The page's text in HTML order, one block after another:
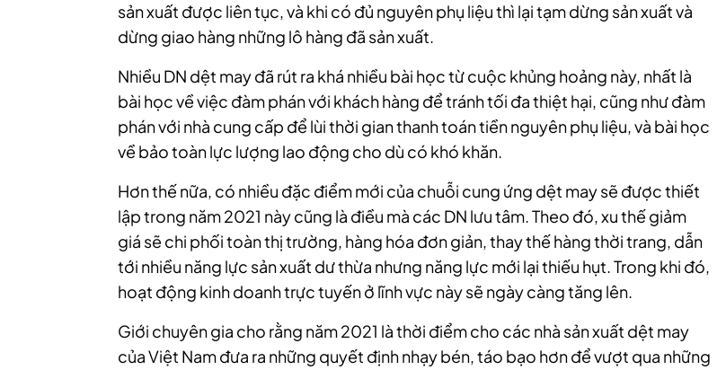
sản xuất được liên tục, và khi có đủ nguyên phụ liệu thì lại tạm dừng sản xuất và
dừng giao hàng những lô hàng đã sản xuất.
Nhiều DN dệt may đã rút ra khá nhiều bài học từ cuộc khủng hoảng này, nhất là
bài học về việc đàm phán với khách hàng để tránh tối đa thiệt hại, cũng như đàm
phán với nhà cung cấp để lùi thời gian thanh toán tiền nguyên phụ liệu, và bài học
về bảo toàn lực lượng lao động cho dù có khó khăn.
Hơn thế nữa, có nhiều đặc điểm mới của chuỗi cung ứng dệt may sẽ được thiết
lập trong năm 2021 này cũng là điều mà các DN lưu tâm. Theo đó, xu thế giảm
giá sẽ chi phối toàn thị trường, hàng hóa đơn giản, thay thế hàng thời trang, dẫn
tới nhiều năng lực sản xuất dư thừa nhưng năng lực mới lại thiếu hụt. Trong khi đó,
hoạt động kinh doanh trực tuyến ở lĩnh vực này sẽ ngày càng tăng lên.
Giới chuyên gia cho rằng năm 2021 là thời điểm cho các nhà sản xuất dệt may
của Việt Nam đưa ra những quyết định nhạy bén, táo bạo hơn để vượt qua những